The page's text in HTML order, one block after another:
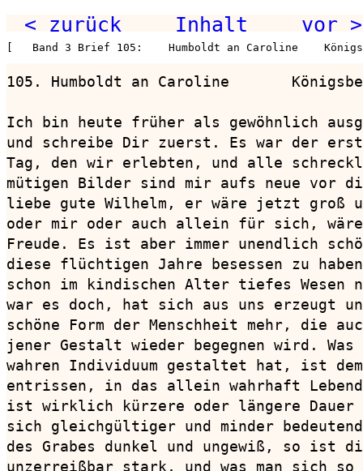
< zurück Inhalt vor >
[   Band 3 Brief 105:    Humboldt an Caroline
105. Humboldt an Caroline
Ich bin heute früher als gewöhnlich
und schreibe Dir zuerst. Es war der
Tag, den wir erlebten, und alle
mütigen Bilder sind mir aufs neue vor
liebe gute Wilhelm, er wäre jetzt groß
oder mir oder auch allein für sich, wäre
Freude. Es ist aber immer unendlich
diese flüchtigen Jahre besessen zu
schon im kindischen Alter tiefes Wesen
war es doch, hat sich aus uns erzeugt
schöne Form der Menschheit mehr, die
jener Gestalt wieder begegnen wird. Was
wahren Individuum gestaltet hat, ist
entrissen, in das allein wahrhaft
ist wirklich kürzere oder längere
sich gleichgültiger und minder
des Grabes dunkel und ungewiß, so ist
unzerreißbar stark, und was man sich